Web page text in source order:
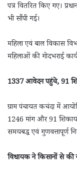
पत्र वितरित किए गए।
भी सौंपी गई।
महिला एवं बाल विकास
महिलाओं की गोदभराई
1337 आवेदन पहुंचे, 91
ग्राम पंचायत कचंदा में
1246 मांग और 91
समयबद्ध एवं गुणवत्तापूर्ण
विधायक ने किसानों से